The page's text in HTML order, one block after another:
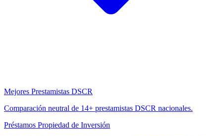
Mejores Prestamistas DSCR
Comparación neutral de 14+ prestamistas DSCR nacionales.
Préstamos Propiedad de Inversión